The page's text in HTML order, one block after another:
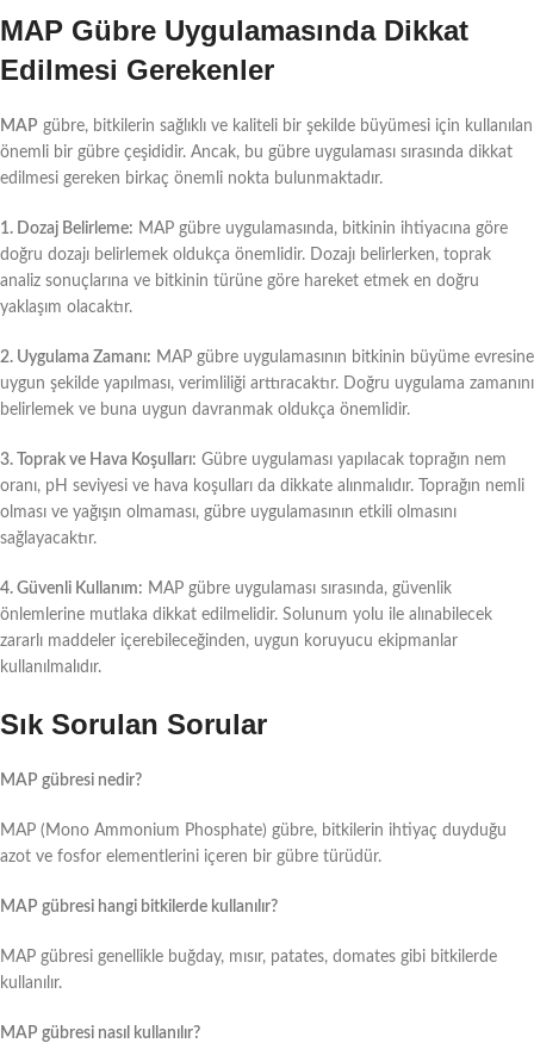
MAP Gübre Uygulamasında Dikkat
Edilmesi Gerekenler
MAP gübre, bitkilerin sağlıklı ve kaliteli bir şekilde büyümesi için kullanılan
önemli bir gübre çeşididir. Ancak, bu gübre uygulaması sırasında dikkat
edilmesi gereken birkaç önemli nokta bulunmaktadır.
1. Dozaj Belirleme: MAP gübre uygulamasında, bitkinin ihtiyacına göre
doğru dozajı belirlemek oldukça önemlidir. Dozajı belirlerken, toprak
analiz sonuçlarına ve bitkinin türüne göre hareket etmek en doğru
yaklaşım olacaktır.
2. Uygulama Zamanı: MAP gübre uygulamasının bitkinin büyüme evresine
uygun şekilde yapılması, verimliliği arttıracaktır. Doğru uygulama zamanını
belirlemek ve buna uygun davranmak oldukça önemlidir.
3. Toprak ve Hava Koşulları: Gübre uygulaması yapılacak toprağın nem
oranı, pH seviyesi ve hava koşulları da dikkate alınmalıdır. Toprağın nemli
olması ve yağışın olmaması, gübre uygulamasının etkili olmasını
sağlayacaktır.
4. Güvenli Kullanım: MAP gübre uygulaması sırasında, güvenlik
önlemlerine mutlaka dikkat edilmelidir. Solunum yolu ile alınabilecek
zararlı maddeler içerebileceğinden, uygun koruyucu ekipmanlar
kullanılmalıdır.
Sık Sorulan Sorular
MAP gübresi nedir?
MAP (Mono Ammonium Phosphate) gübre, bitkilerin ihtiyaç duyduğu
azot ve fosfor elementlerini içeren bir gübre türüdür.
MAP gübresi hangi bitkilerde kullanılır?
MAP gübresi genellikle buğday, mısır, patates, domates gibi bitkilerde
kullanılır.
MAP gübresi nasıl kullanılır?